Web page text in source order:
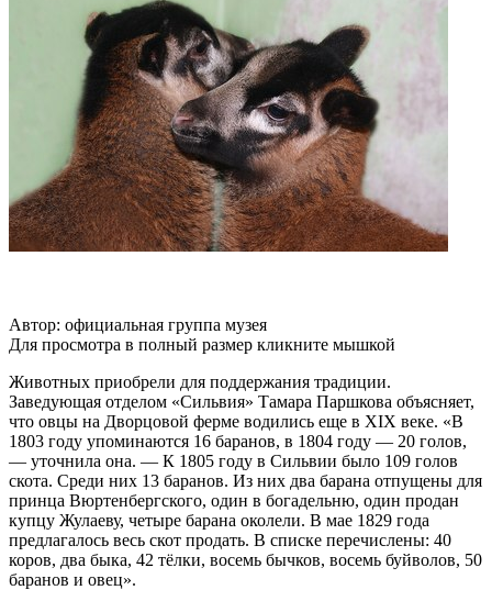
Автор: официальная группа музея
Для просмотра в полный размер кликните мышкой
Животных приобрели для поддержания традиции.
Заведующая отделом «Сильвия» Тамара Паршкова объясняет,
что овцы на Дворцовой ферме водились еще в XIX веке. «В
1803 году упоминаются 16 баранов, в 1804 году — 20 голов,
— уточнила она. — К 1805 году в Сильвии было 109 голов
скота. Среди них 13 баранов. Из них два барана отпущены для
принца Вюртенбергского, один в богадельню, один продан
купцу Жулаеву, четыре барана околели. В мае 1829 года
предлагалось весь скот продать. В списке перечислены: 40
коров, два быка, 42 тёлки, восемь бычков, восемь буйволов, 50
баранов и овец».